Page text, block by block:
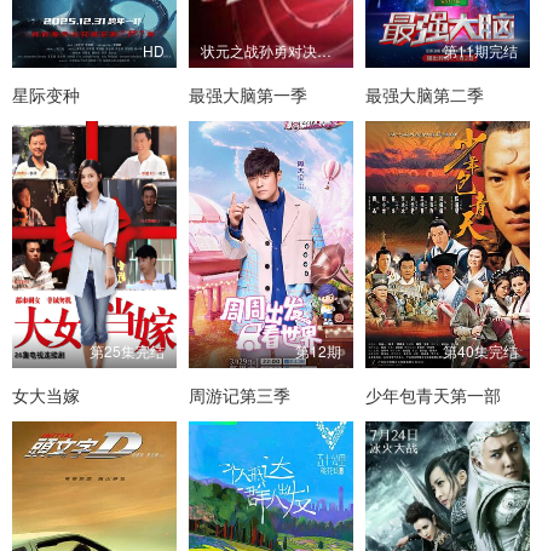
HD
星际变种
状元之战孙勇对决清华师兄
最强大脑第一季
第11期完结
最强大脑第二季
第25集完结
女大当嫁
第12期
周游记第三季
第40集完结
少年包青天第一部